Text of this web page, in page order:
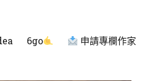
6go 申請專欄作家